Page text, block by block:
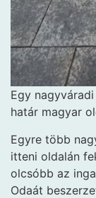
Egy
határ magyar
Egyre több
itteni oldalán
olcsóbb az
Odaát